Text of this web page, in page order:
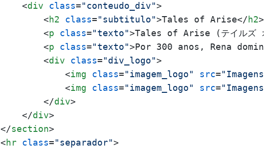
<div class="conteudo_div">
<h2 class="subtitulo">Tales of Arise</h2>
<p class="texto">Tales of Arise (テイルズ
<p class="texto">Por 300 anos, Rena
<div class="div_logo">
<img class="imagem_logo" src=
<img class="imagem_logo" src=
</div>
</div>
</section>
<hr class="separador">